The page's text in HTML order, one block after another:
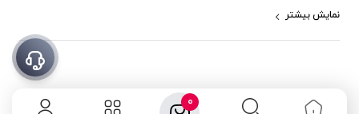
0
نمایش بیشتر